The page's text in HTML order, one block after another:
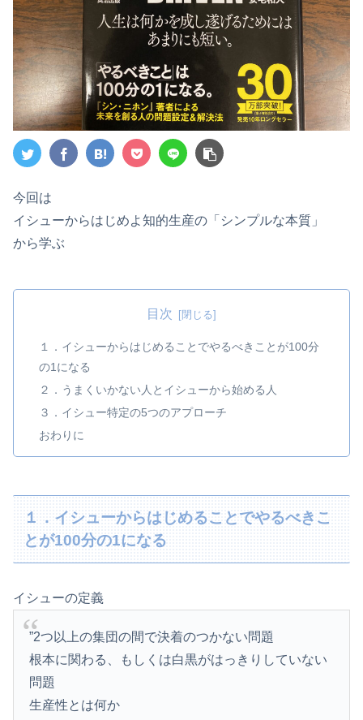
今回は
イシューからはじめよ知的生産の「シンプルな本質」
から学ぶ
目次
１．イシューからはじめることでやるべきことが100分
の1になる
２．うまくいかない人とイシューから始める人
３．イシュー特定の5つのアプローチ
おわりに
１．イシューからはじめることでやるべきこ
とが100分の1になる
イシューの定義
”2つ以上の集団の間で決着のつかない問題
根本に関わる、もしくは白黒がはっきりしていない
問題
生産性とは何か